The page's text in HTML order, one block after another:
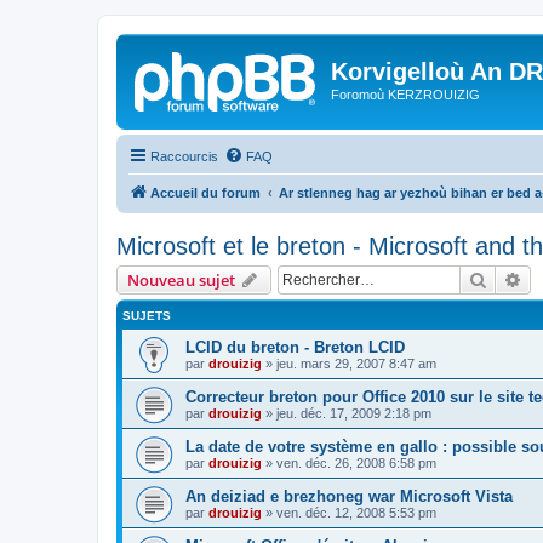
Korvigelloù An
Foromoù KERZROUIZIG
Raccourcis FAQ
Accueil du forum Ar stlenneg hag ar yezhoù bihan er bed
Microsoft et le breton - Microsoft and
Nouveau sujet
SUJETS
LCID du breton - Breton LCID
par drouizig » jeu. mars 29, 2007 8:47 am
Correcteur breton pour Office 2010 sur le site
par drouizig » jeu. déc. 17, 2009 2:18 pm
La date de votre système en gallo : possible
par drouizig » ven. déc. 26, 2008 6:58 pm
An deiziad e brezhoneg war Microsoft Vista
par drouizig » ven. déc. 12, 2008 5:53 pm